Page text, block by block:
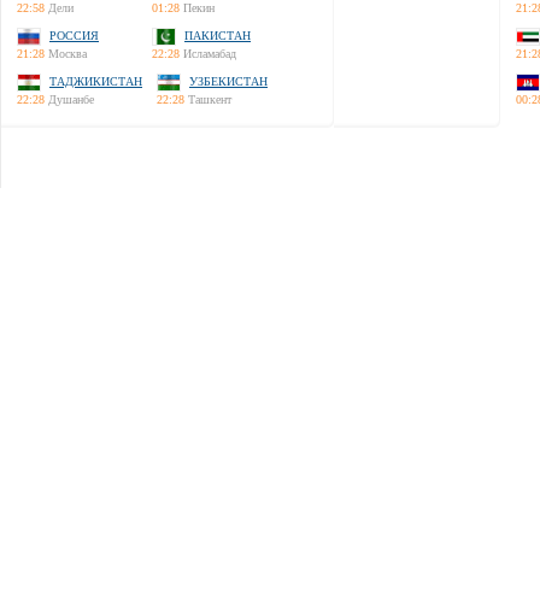
22:58 Дели
01:28 Пекин
РОССИЯ
21:28 Москва
ПАКИСТАН
22:28 Исламабад
ТАДЖИКИСТАН
22:28 Душанбе
УЗБЕКИСТАН
22:28 Ташкент